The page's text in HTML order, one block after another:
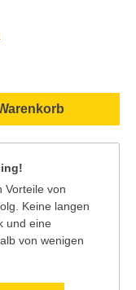
Vorteile von
Keine langen
und eine
von wenigen